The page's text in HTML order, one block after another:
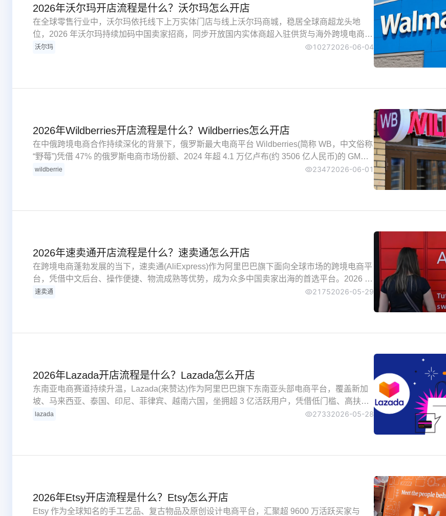
2026年沃尔玛开店流程是什么？沃尔玛怎么开店
在全球零售行业中，沃尔玛依托线下上万实体门店与线上沃尔玛商城，稳居全球商超龙头地
位，2026 年沃尔玛持续加码中国卖家招商，同步开放国内实体商超入驻供货与海外跨境电商平
台开店两大主流开店模式，前者对接沃尔玛中国线下卖场供货合作，后者依托 Walmart
沃尔玛 10272026-06-04
2026年Wildberries开店流程是什么？Wildberries怎么开店
在中俄跨境电商合作持续深化的背景下，俄罗斯最大电商平台 Wildberries(简称 WB，中文俗称
“野莓”)凭借 47% 的俄罗斯电商市场份额、2024 年超 4.1 万亿卢布(约 3506 亿人民币)的 GMV
及 60% 的同比增速，成为中国卖家布局俄语市场的核心阵地。2026 年平台进一步简化入驻流
wildberrie 23472026-06-01
2026年速卖通开店流程是什么？速卖通怎么开店
在跨境电商蓬勃发展的当下，速卖通(AliExpress)作为阿里巴巴旗下面向全球市场的跨境电商平
台，凭借中文后台、操作便捷、物流成熟等优势，成为众多中国卖家出海的首选平台。2026 年
速卖通招商规则持续优化，入驻流程更规范、类目管理更精细，同时对资质审核、合规运营提
速卖通 21752026-05-29
2026年Lazada开店流程是什么？Lazada怎么开店
东南亚电商赛道持续升温，Lazada(来赞达)作为阿里巴巴旗下东南亚头部电商平台，覆盖新加
坡、马来西亚、泰国、印尼、菲律宾、越南六国，坐拥超 3 亿活跃用户，凭借低门槛、高扶
持、广覆盖的优势，成为中国跨境卖家出海东南亚的首选阵地。
lazada 27332026-05-28
2026年Etsy开店流程是什么？Etsy怎么开店
Etsy 作为全球知名的手工艺品、复古物品及原创设计电商平台，汇聚超 9600 万活跃买家与